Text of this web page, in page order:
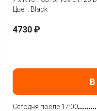
Цвет: Black
4730 ₽
В
Сегодня после 17:00